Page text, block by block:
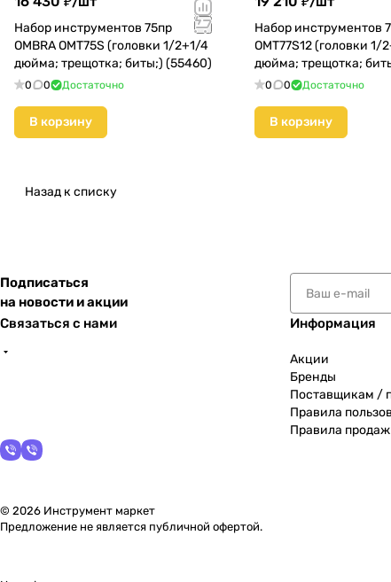
Набор инструментов 75пр
OMBRA OMT75S (головки 1/2+1/4
дюйма; трещотка; биты;) (55460)
0 0 Достаточно
В корзину
Набор инструментов
OMT77S12 (головки 1/
дюйма; трещотка;
0 0 Достаточно
В корзину
Назад к списку
Подписаться
на новости и акции
Связаться с нами
Информация
Акции
Бренды
Поставщикам /
Правила
Правила продаж
© 2026 Инструмент маркет
Предложение не является публичной офертой.